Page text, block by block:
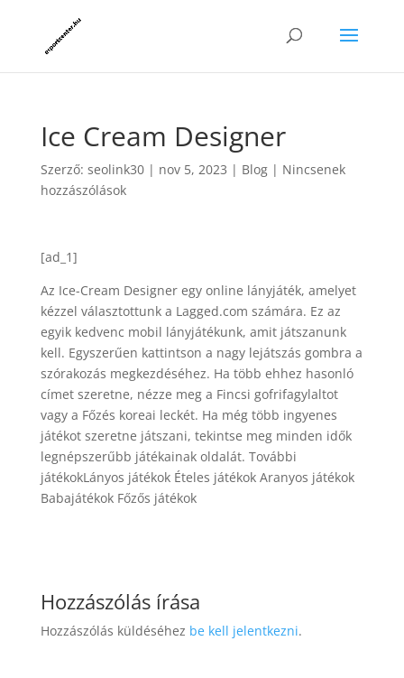
Ice Cream Designer
Szerző: seolink30| nov 5, 2023 | Blog| Nincsenek
hozzászólások
[ad_1]
Az Ice-Cream Designer egy online lányjáték, amelyet
kézzel választottunk a Lagged.com számára. Ez az
egyik kedvenc mobil lányjátékunk, amit játszanunk
kell. Egyszerűen kattintson a nagy lejátszás gombra a
szórakozás megkezdéséhez. Ha több ehhez hasonló
címet szeretne, nézze meg a Fincsi gofrifagylaltot
vagy a Főzés koreai leckét. Ha még több ingyenes
játékot szeretne játszani, tekintse meg minden idők
legnépszerűbb játékainak oldalát. További
játékokLányos játékok Ételes játékok Aranyos játékok
Babajátékok Főzős játékok
Hozzászólás írása
Hozzászólás küldéséhez be kell jelentkezni.